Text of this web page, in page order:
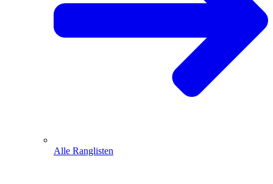
Alle Ranglisten